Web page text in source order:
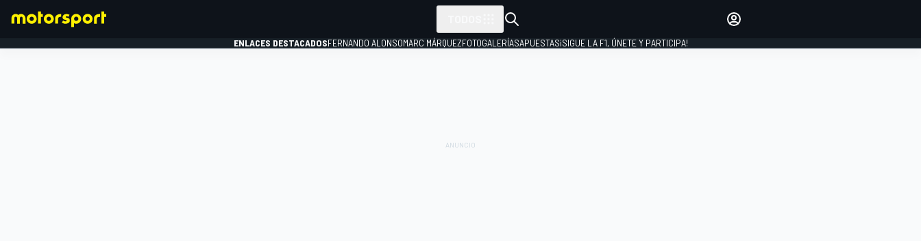
ENLACES DESTACADOSFERNANDO ALONSOMARC MÁRQUEZFOTOGALERÍASAPUESTAS¡SIGUE LA F1, ÚNETE Y PARTICIPA!